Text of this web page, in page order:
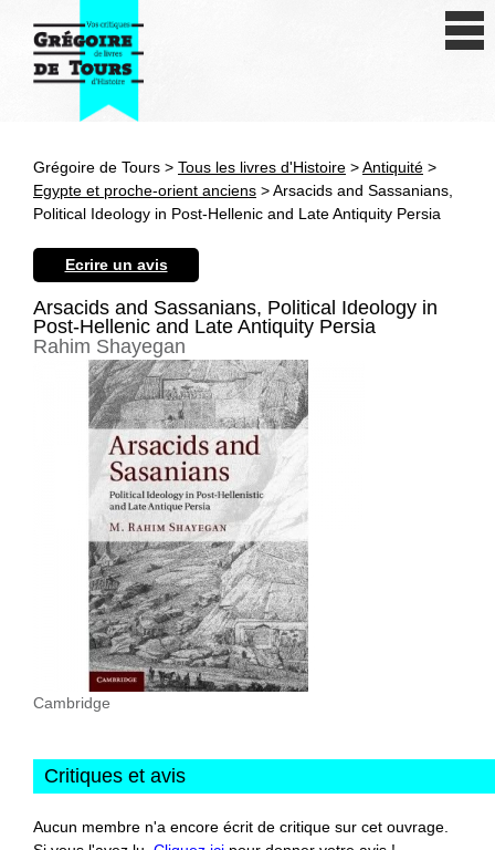
Antiquité
Révolution et XIXe siècle
XXe siècle
Autres civilisations
Thématiques
Grégoire de Tours > Tous les livres d'Histoire >Antiquité >
Egypte et proche-orient anciens > Arsacids and Sassanians,
Political Ideology in Post-Hellenic and Late Antiquity Persia
Ecrire un avis
Arsacids and Sassanians, Political Ideology in
Post-Hellenic and Late Antiquity Persia
Rahim Shayegan
Cambridge
Critiques et avis
Aucun membre n'a encore écrit de critique sur cet ouvrage.